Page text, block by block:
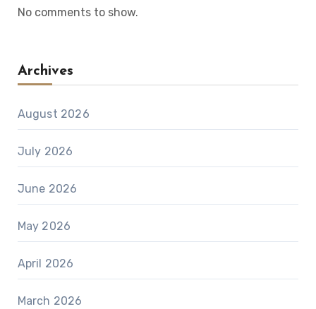
No comments to show.
Archives
August 2026
July 2026
June 2026
May 2026
April 2026
March 2026